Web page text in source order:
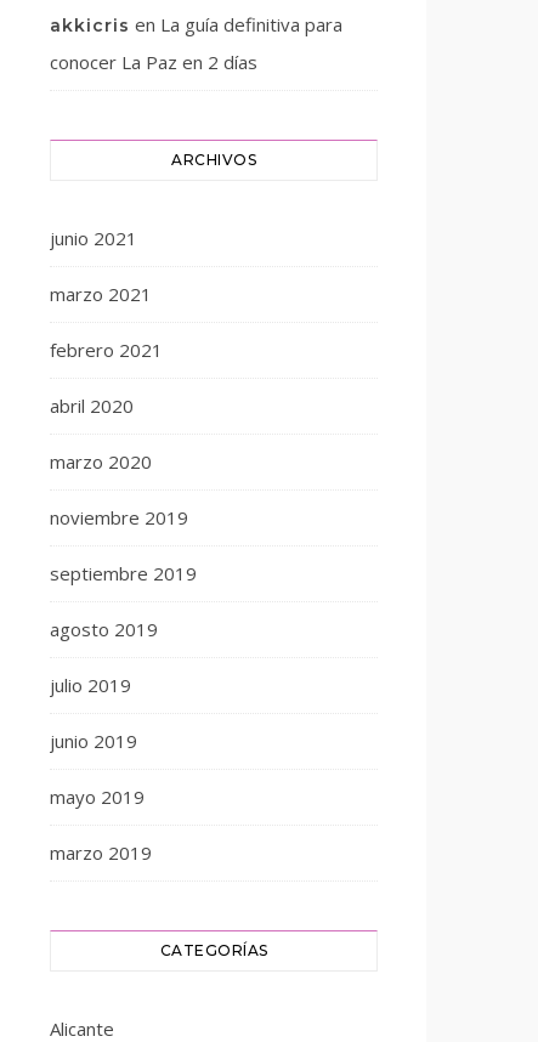
akkicris en La guía definitiva para
conocer La Paz en 2 días
ARCHIVOS
junio 2021
marzo 2021
febrero 2021
abril 2020
marzo 2020
noviembre 2019
septiembre 2019
agosto 2019
julio 2019
junio 2019
mayo 2019
marzo 2019
CATEGORÍAS
Alicante